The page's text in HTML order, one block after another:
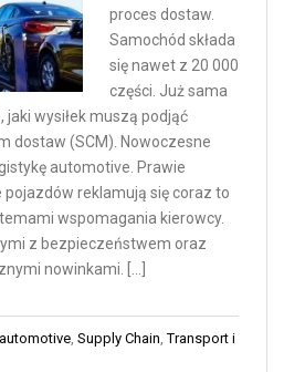
proces dostaw.
Samochód składa
się nawet z 20 000
części. Już sama
wysiłek muszą podjąć
dostaw (SCM). Nowoczesne
automotive. Prawie
reklamują się coraz to
wspomagania kierowcy.
z bezpieczeństwem oraz
nowinkami. […]
, Supply Chain,Transport i